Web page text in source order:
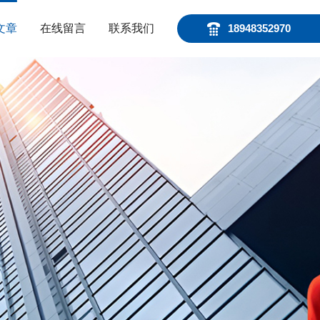
18948352970
章 在线留言 联系我们